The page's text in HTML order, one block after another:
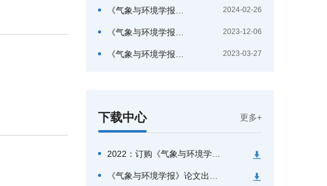
《气象与环境学报》公布首届青年编辑委员会成员名单 2024-02-26
《气象与环境学报》召开2023年编辑委员会会议 2023-12-06
《气象与环境学报》编辑部开展新版《学术论文编写规则》学习 2023-03-27
下载中心 更多+
2022：订购《气象与环境学报》凭证.doc
《气象与环境学报》论文出版与版权转让协议.pdf